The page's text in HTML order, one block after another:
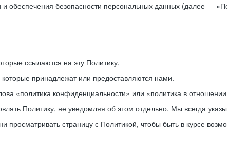
и обеспечения безопасности персональных данных (далее —
ссылаются на эту Политику,
которые принадлежат или предоставляются нами.
«политика конфиденциальности» или «политика в
Политику, не уведомляя об этом отдельно. Мы всегда
просматривать страницу с Политикой, чтобы быть в курсе